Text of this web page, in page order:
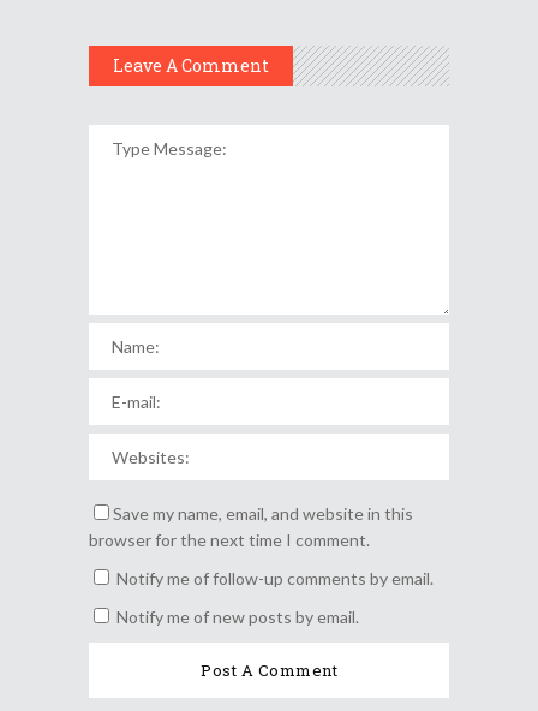
Leave A Comment
Save my name, email, and website in this
browser for the next time I comment.
Notify me of follow-up comments by email.
Notify me of new posts by email.